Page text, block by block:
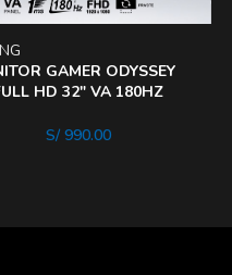
GAMER ODYSSEY
HD 32″ VA 180HZ
S/990.00